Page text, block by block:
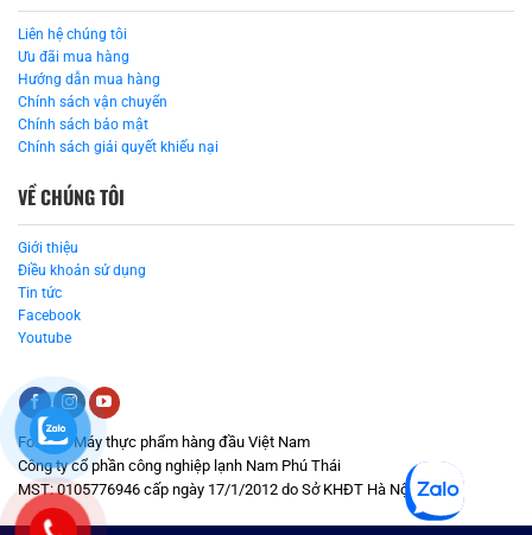
Liên hệ chúng tôi
Ưu đãi mua hàng
Hướng dẫn mua hàng
Chính sách vận chuyển
Chính sách bảo mật
Chính sách giải quyết khiếu nại
VỀ CHÚNG TÔI
Giới thiệu
Điều khoản sử dụng
Tin tức
Facebook
Youtube
Fozeni - Máy thực phẩm hàng đầu Việt Nam
Công ty cổ phần công nghiệp lạnh Nam Phú Thái
MST: 0105776946 cấp ngày 17/1/2012 do Sở KHĐT Hà Nội